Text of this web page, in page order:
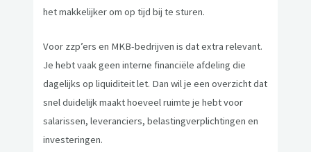
het makkelijker om op tijd bij te sturen.
Voor zzp’ers en MKB-bedrijven is dat extra relevant.
Je hebt vaak geen interne financiële afdeling die
dagelijks op liquiditeit let. Dan wil je een overzicht dat
snel duidelijk maakt hoeveel ruimte je hebt voor
salarissen, leveranciers, belastingverplichtingen en
investeringen.